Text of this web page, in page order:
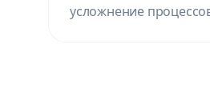
усложнение